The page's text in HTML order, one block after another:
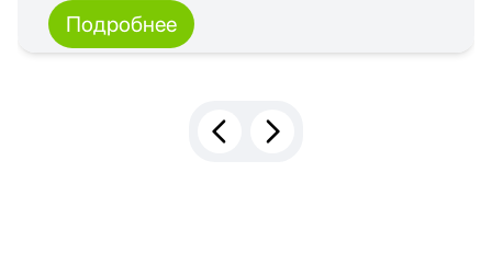
много и каждый из нас выбирает свой путь
развития!
Подробнее